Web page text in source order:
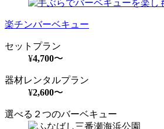
楽チンバーベキュー
セットプラン
¥4,700〜
器材レンタルプラン
¥2,600〜
選べる２つのバーベキュー